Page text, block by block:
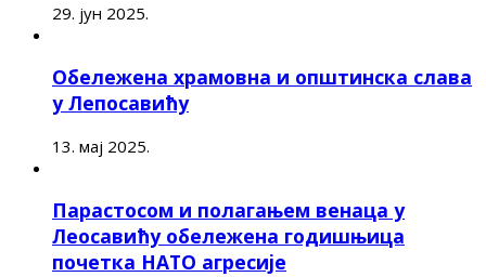
29. јун 2025.
Обележена храмовна и општинска слава
у Лепосавићу
13. мај 2025.
Парастосом и полагањем венаца у
Леосавићу обележена годишњица
почетка НАТО агресије